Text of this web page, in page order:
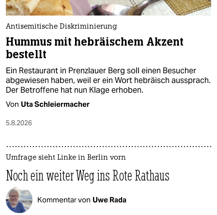
Antisemitische Diskriminierung
Hummus mit hebräischem Akzent
bestellt
Ein Restaurant in Prenzlauer Berg soll einen Besucher
abgewiesen haben, weil er ein Wort hebräisch aussprach.
Der Betroffene hat nun Klage erhoben.
Von Uta Schleiermacher
5.8.2026
Umfrage sieht Linke in Berlin vorn
Noch ein weiter Weg ins Rote Rathaus
Kommentar von Uwe Rada